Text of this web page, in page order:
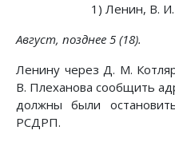
1) Ленин, В. И.
Август, позднее 5 (18).
Ленину через Д. М.
В. Плеханова сообщить
должны были
РСДРП.